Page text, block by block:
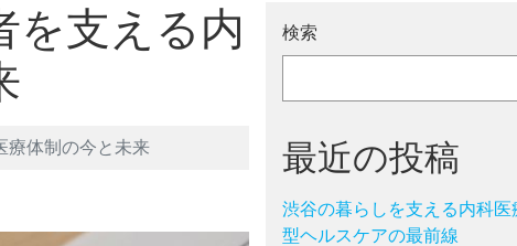
を支える内
療体制の今と未来
検索
最近の投稿
渋谷の暮らしを支える内科
型ヘルスケアの最前線